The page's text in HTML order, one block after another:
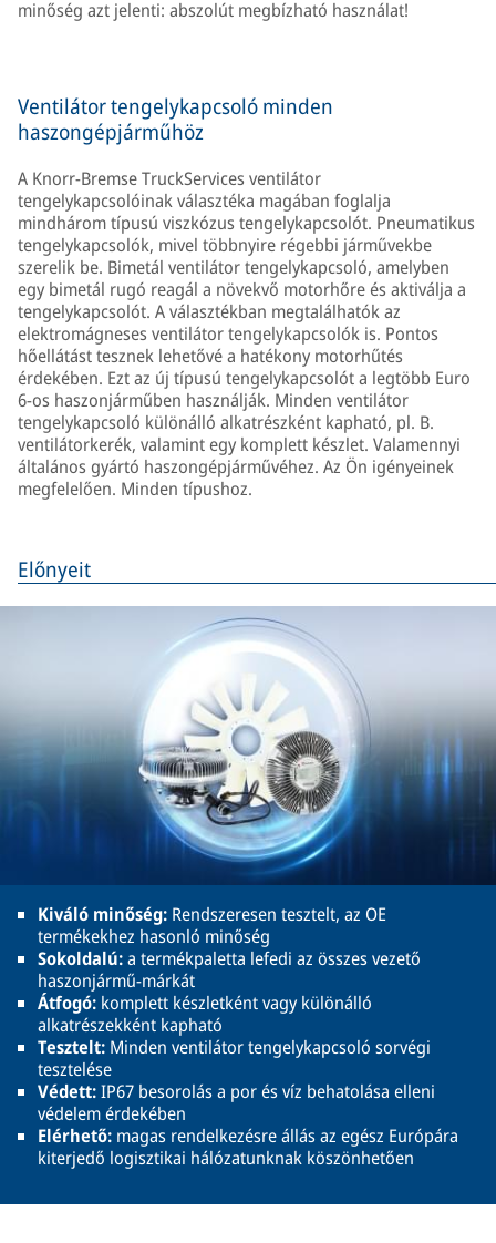
minőség azt jelenti: abszolút megbízható használat!
Ventilátor tengelykapcsoló minden
haszongépjárműhöz
A Knorr-Bremse TruckServices ventilátor
tengelykapcsolóinak választéka magában foglalja
mindhárom típusú viszkózus tengelykapcsolót. Pneumatikus
tengelykapcsolók, mivel többnyire régebbi járművekbe
szerelik be. Bimetál ventilátor tengelykapcsoló, amelyben
egy bimetál rugó reagál a növekvő motorhőre és aktiválja a
tengelykapcsolót. A választékban megtalálhatók az
elektromágneses ventilátor tengelykapcsolók is. Pontos
hőellátást tesznek lehetővé a hatékony motorhűtés
érdekében. Ezt az új típusú tengelykapcsolót a legtöbb Euro
6-os haszonjárműben használják. Minden ventilátor
tengelykapcsoló különálló alkatrészként kapható, pl. B.
ventilátorkerék, valamint egy komplett készlet. Valamennyi
általános gyártó haszongépjárművéhez. Az Ön igényeinek
megfelelően. Minden típushoz.
Előnyeit
Kiváló minőség: Rendszeresen tesztelt, az OE
termékekhez hasonló minőség
Sokoldalú:a termékpaletta lefedi az összes vezető
haszonjármű-márkát
Átfogó: komplett készletként vagy különálló
alkatrészekként kapható
Tesztelt: Minden ventilátor tengelykapcsoló sorvégi
tesztelése
Védett:IP67 besorolás a por és víz behatolása elleni
védelem érdekében
Elérhető: magas rendelkezésre állás az egész Európára
kiterjedő logisztikai hálózatunknak köszönhetően